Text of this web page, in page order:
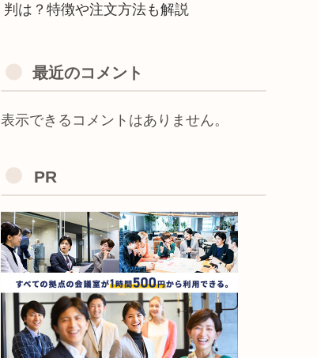
判は？特徴や注文方法も解説
最近のコメント
表示できるコメントはありません。
PR